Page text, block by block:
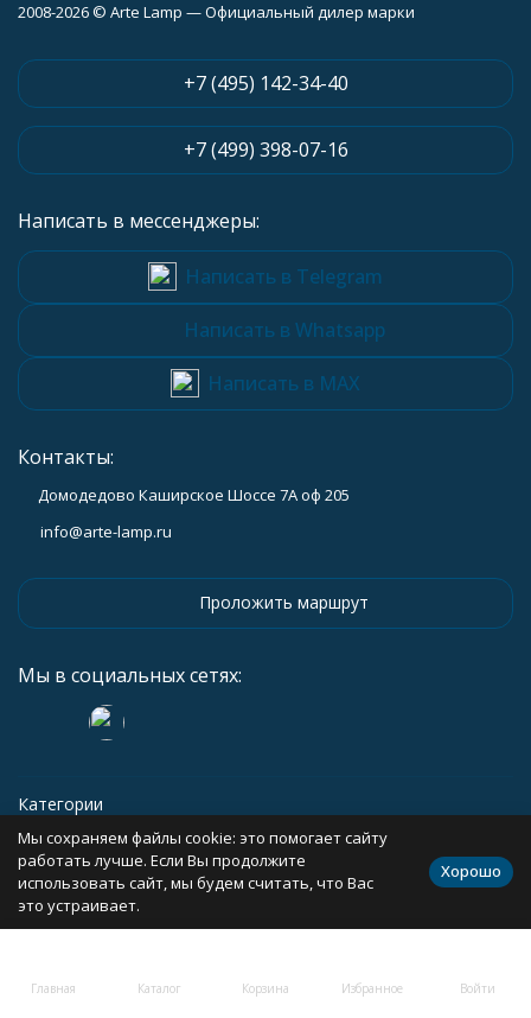
Главная Каталог Корзина Избранное Войти
2008-2026 © Arte Lamp — Официальный дилер марки
+7 (495) 142-34-40
+7 (499) 398-07-16
Написать в мессенджеры:
Написать в Telegram
Написать в Whatsapp
Написать в MAX
Контакты:
Домодедово Каширское Шоссе 7А оф 205
info@arte-lamp.ru
Проложить маршрут
Мы в социальных сетях:
Категории
Информация
Политика персональных данных Карта сайта
Мы сохраняем файлы cookie: это помогает сайту
работать лучше. Если Вы продолжите
использовать сайт, мы будем считать, что Вас
это устраивает.
Хорошо